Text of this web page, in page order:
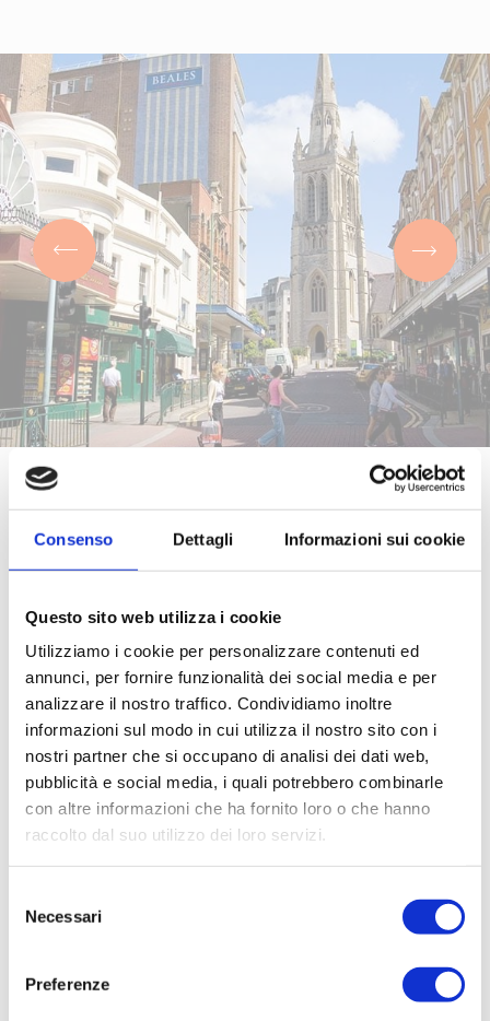
Consenso Dettagli Informazioni sui cookie
Questo sito web utilizza i cookie
Utilizziamo i cookie per personalizzare contenuti ed
annunci, per fornire funzionalità dei social media e per
analizzare il nostro traffico. Condividiamo inoltre
informazioni sul modo in cui utilizza il nostro sito con i
nostri partner che si occupano di analisi dei dati web,
pubblicità e social media, i quali potrebbero combinarle
con altre informazioni che ha fornito loro o che hanno
raccolto dal suo utilizzo dei loro servizi.
Necessari
Preferenze
CORSO DI LINGUA
settimana, mattina o
pomeriggio.
test linguistico online prima
della partenza
certificato di frequenza finale,
riconosciuto dal British
Council.